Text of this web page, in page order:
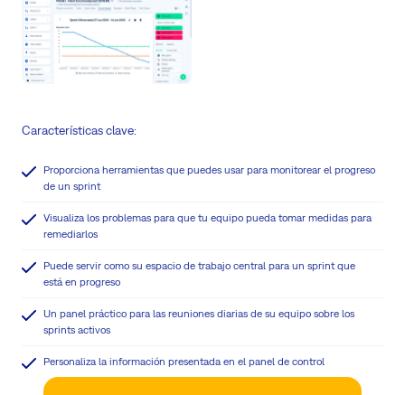
Características clave:
Proporciona herramientas que puedes usar para monitorear el progreso
de un sprint
Visualiza los problemas para que tu equipo pueda tomar medidas para
remediarlos
Puede servir como su espacio de trabajo central para un sprint que
está en progreso
Un panel práctico para las reuniones diarias de su equipo sobre los
sprints activos
Personaliza la información presentada en el panel de control